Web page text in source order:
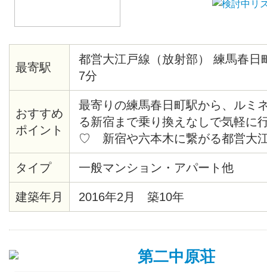
最寄駅
都営大江戸線（放射部） 練馬春
7分
おすすめ
ポイント
最寄りの練馬春日町駅から、ルミ
る新宿まで乗り換えなしで気軽に
♡ 新宿や六本木に繋がる都営大
るので、都心へのアクセスが抜群
な公園があり、春になるとお花見
も住みやすい環境です♡ 各お部屋
蔵庫・テレビ・デスク・チェアが
タイプ 一般マンション・アパート他
建築年月 2016年2月 築10年
第二中原荘